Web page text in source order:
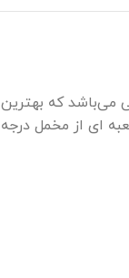
کادویی جعبه ای شامل 4 گرم زعفران
ای از مخمل